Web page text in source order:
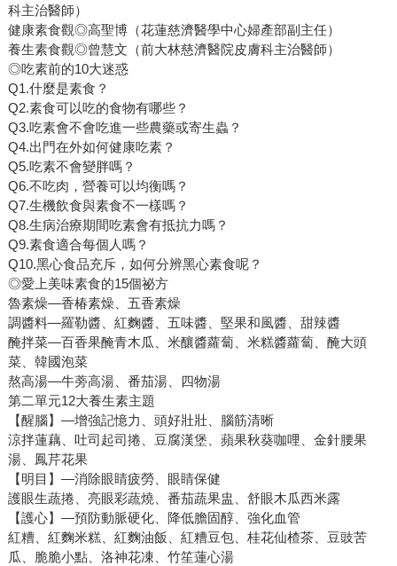
科主治醫師）
健康素食觀◎高聖博（花蓮慈濟醫學中心婦產部副主任）
養生素食觀◎曾慧文（前大林慈濟醫院皮膚科主治醫師）
◎吃素前的10大迷惑
Q1.什麼是素食？
Q2.素食可以吃的食物有哪些？
Q3.吃素會不會吃進一些農藥或寄生蟲？
Q4.出門在外如何健康吃素？
Q5.吃素不會變胖嗎？
Q6.不吃肉，營養可以均衡嗎？
Q7.生機飲食與素食不一樣嗎？
Q8.生病治療期間吃素會有抵抗力嗎？
Q9.素食適合每個人嗎？
Q10.黑心食品充斥，如何分辨黑心素食呢？
◎愛上美味素食的15個祕方
魯素燥—香椿素燥、五香素燥
調醬料—羅勒醬、紅麴醬、五味醬、堅果和風醬、甜辣醬
醃拌菜—百香果醃青木瓜、米釀醬蘿蔔、米糕醬蘿蔔、醃大頭
菜、韓國泡菜
熬高湯—牛蒡高湯、番茄湯、四物湯
第二單元12大養生素主題
【醒腦】—增強記憶力、頭好壯壯、腦筋清晰
涼拌蓮藕、吐司起司捲、豆腐漢堡、蘋果秋葵咖哩、金針腰果
湯、鳳芹花果
【明目】—消除眼睛疲勞、眼睛保健
護眼生蔬捲、亮眼彩蔬燒、番茄蔬果盅、舒眼木瓜西米露
【護心】—預防動脈硬化、降低膽固醇、強化血管
紅糟、紅麴米糕、紅麴油飯、紅糟豆包、桂花仙楂茶、豆豉苦
瓜、脆脆小點、洛神花凍、竹笙蓮心湯